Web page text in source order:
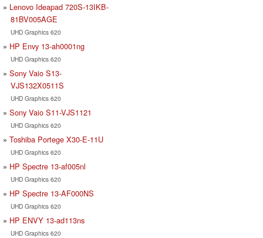
Lenovo Ideapad 720S-13IKB-
81BV005AGE
UHD Graphics 620
HP Envy 13-ah0001ng
UHD Graphics 620
Sony Vaio S13-
VJS132X0511S
UHD Graphics 620
Sony Vaio S11-VJS1121
UHD Graphics 620
Toshiba Portege X30-E-11U
UHD Graphics 620
HP Spectre 13-af005nl
UHD Graphics 620
HP Spectre 13-AF000NS
UHD Graphics 620
HP ENVY 13-ad113ns
UHD Graphics 620